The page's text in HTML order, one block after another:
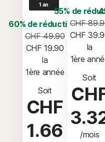
1 an
60% de réduction*
CHF 49.90
CHF 19.90
la
1ère année
Soit
CHF
1.66
55% de
CHF
CHF
1ère
Soit
/mois